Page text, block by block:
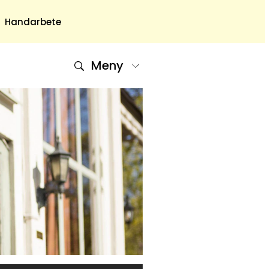
Handarbete
Om Oss
Om Oss & Kontakt
Tidningar Hos Allas.se
Nyhetsbrev
Om Cookies
Integritetspolicy
Skapa Konto
Hantera Preferenser
Meny